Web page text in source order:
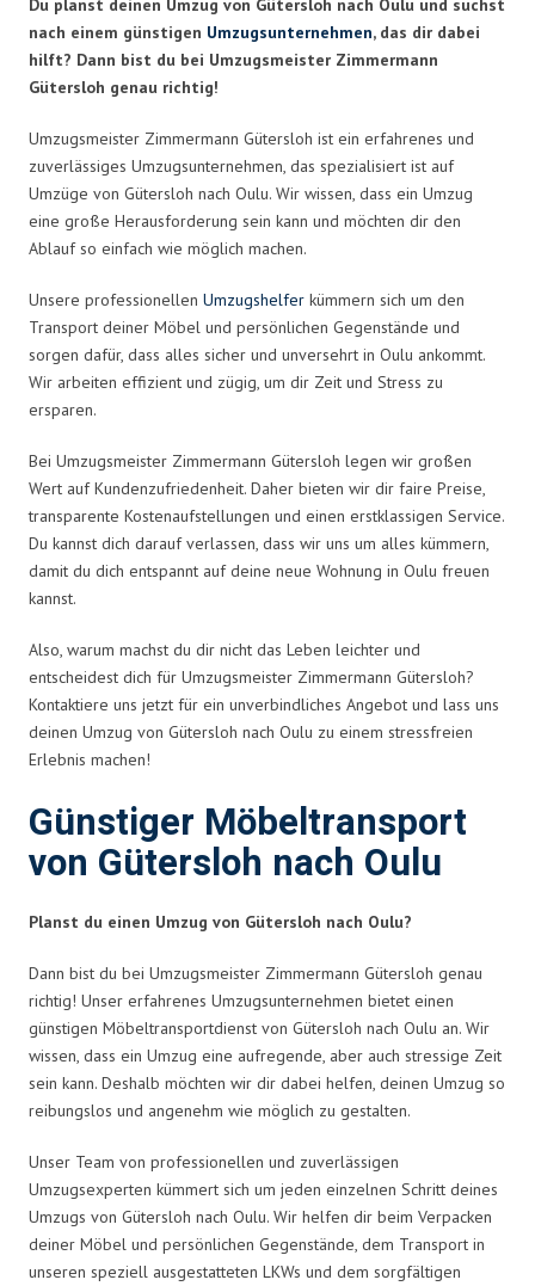
Du planst deinen Umzug von Gütersloh nach Oulu und suchst
nach einem günstigen Umzugsunternehmen, das dir dabei
hilft? Dann bist du bei Umzugsmeister Zimmermann
Gütersloh genau richtig!
Umzugsmeister Zimmermann Gütersloh ist ein erfahrenes und
zuverlässiges Umzugsunternehmen, das spezialisiert ist auf
Umzüge von Gütersloh nach Oulu. Wir wissen, dass ein Umzug
eine große Herausforderung sein kann und möchten dir den
Ablauf so einfach wie möglich machen.
Unsere professionellen Umzugshelfer kümmern sich um den
Transport deiner Möbel und persönlichen Gegenstände und
sorgen dafür, dass alles sicher und unversehrt in Oulu ankommt.
Wir arbeiten effizient und zügig, um dir Zeit und Stress zu
ersparen.
Bei Umzugsmeister Zimmermann Gütersloh legen wir großen
Wert auf Kundenzufriedenheit. Daher bieten wir dir faire Preise,
transparente Kostenaufstellungen und einen erstklassigen Service.
Du kannst dich darauf verlassen, dass wir uns um alles kümmern,
damit du dich entspannt auf deine neue Wohnung in Oulu freuen
kannst.
Also, warum machst du dir nicht das Leben leichter und
entscheidest dich für Umzugsmeister Zimmermann Gütersloh?
Kontaktiere uns jetzt für ein unverbindliches Angebot und lass uns
deinen Umzug von Gütersloh nach Oulu zu einem stressfreien
Erlebnis machen!
Günstiger Möbeltransport
von Gütersloh nach Oulu
Planst du einen Umzug von Gütersloh nach Oulu?
Dann bist du bei Umzugsmeister Zimmermann Gütersloh genau
richtig! Unser erfahrenes Umzugsunternehmen bietet einen
günstigen Möbeltransportdienst von Gütersloh nach Oulu an. Wir
wissen, dass ein Umzug eine aufregende, aber auch stressige Zeit
sein kann. Deshalb möchten wir dir dabei helfen, deinen Umzug so
reibungslos und angenehm wie möglich zu gestalten.
Unser Team von professionellen und zuverlässigen
Umzugsexperten kümmert sich um jeden einzelnen Schritt deines
Umzugs von Gütersloh nach Oulu. Wir helfen dir beim Verpacken
deiner Möbel und persönlichen Gegenstände, dem Transport in
unseren speziell ausgestatteten LKWs und dem sorgfältigen